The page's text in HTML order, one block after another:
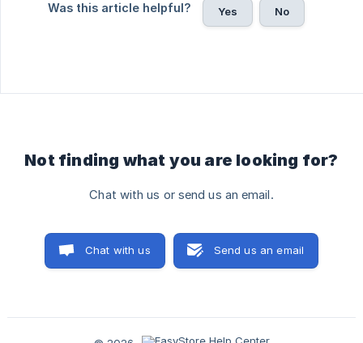
Was this article helpful? Yes No
Not finding what you are looking for?
Chat with us or send us an email.
Chat with us Send us an email